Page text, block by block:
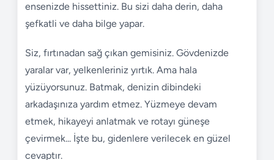
ensenizde hissettiniz. Bu sizi daha derin, daha
şefkatli ve daha bilge yapar.
Siz, fırtınadan sağ çıkan gemisiniz. Gövdenizde
yaralar var, yelkenleriniz yırtık. Ama hala
yüzüyorsunuz. Batmak, denizin dibindeki
arkadaşınıza yardım etmez. Yüzmeye devam
etmek, hikayeyi anlatmak ve rotayı güneşe
çevirmek... İşte bu, gidenlere verilecek en güzel
cevaptır.